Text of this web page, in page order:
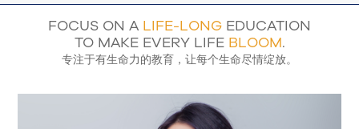
FOCUS ON A LIFE-LONG EDUCATION
TO MAKE EVERY LIFE BLOOM.
专注于有生命力的教育，让每个生命尽情绽放。